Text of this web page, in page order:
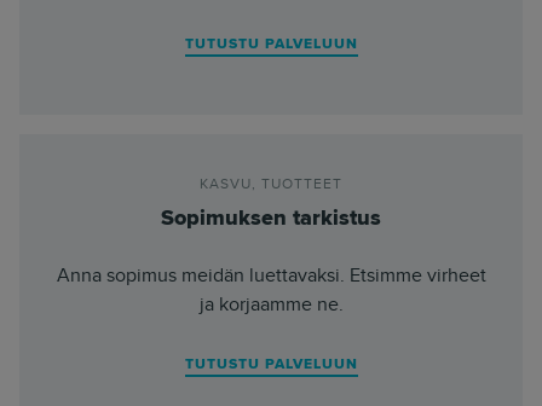
TUTUSTU PALVELUUN
KASVU, TUOTTEET
Sopimuksen tarkistus
Anna sopimus meidän luettavaksi. Etsimme virheet
ja korjaamme ne.
TUTUSTU PALVELUUN